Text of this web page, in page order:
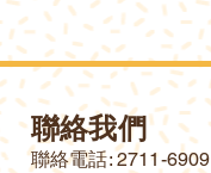
聯絡我們
​聯絡電話: 2711-6909